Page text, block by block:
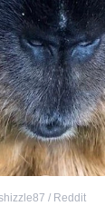
/ Reddit